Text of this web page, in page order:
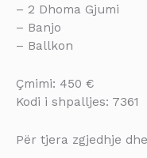
– 2 Dhoma Gjumi
– Banjo
– Ballkon
Çmimi: 450 €
Kodi i shpalljes: 7361
Për tjera zgjedhje